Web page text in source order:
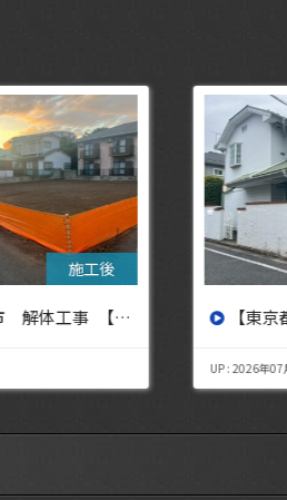
【東京都杉並区】東京都杉並区 解体工事【東京・埼玉・神奈川
UP : 2026年07月29日 , CATEGORY :解体工事